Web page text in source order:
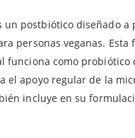
un postbiótico diseñado a
personas veganas. Esta
funciona como probiótico
el apoyo regular de la
incluye en su